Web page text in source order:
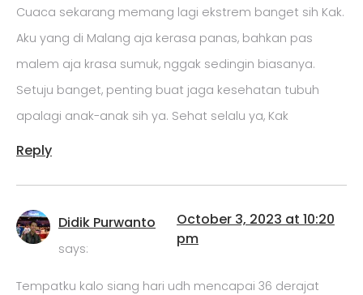
Cuaca sekarang memang lagi ekstrem banget sih Kak.
Aku yang di Malang aja kerasa panas, bahkan pas
malem aja krasa sumuk, nggak sedingin biasanya.
Setuju banget, penting buat jaga kesehatan tubuh
apalagi anak-anak sih ya. Sehat selalu ya, Kak
Reply
Didik Purwanto
says:
October 3, 2023 at 10:20
pm
Tempatku kalo siang hari udh mencapai 36 derajat